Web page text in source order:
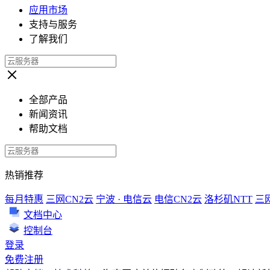
应用市场
支持与服务
了解我们
全部产品
新闻资讯
帮助文档
热销推荐
每月特惠 三网CN2云 宁波 · 电信云 电信CN2云 洛杉矶NTT 三
文档中心
控制台
登录
免费注册